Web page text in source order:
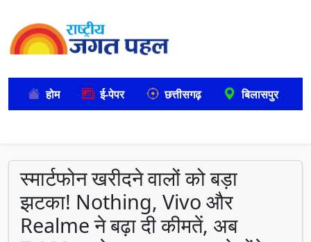
होम ई-पेपर छत्तीसगढ़ बिलासपुर
स्मार्टफोन खरीदने वालों को बड़ा
झटका! Nothing, Vivo और
Realme ने बढ़ा दी कीमतें, अब